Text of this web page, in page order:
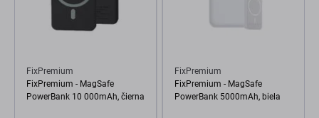
FixPremium
FixPremium - MagSafe
PowerBank 10 000mAh, čierna
FixPremium
FixPremium - MagSafe
PowerBank 5000mAh, biela